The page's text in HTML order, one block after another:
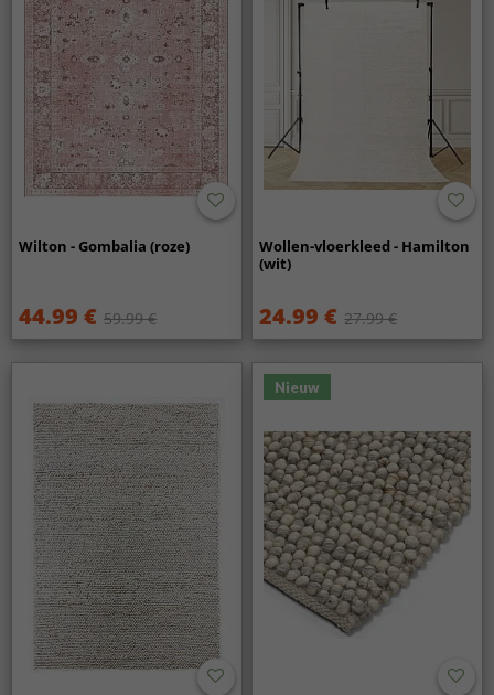
Wilton - Gombalia (roze)
44.99 € 59.99 €
Wollen-vloerkleed - Hamilton
(wit)
24.99 € 27.99 €
Nieuw